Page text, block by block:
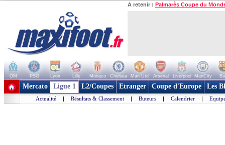
A retenir : Palmarès Coupe du
OM PSG Lyon Lille Monaco Chelsea Man Utd Arsenal Liverpool ManCity
+ de clubs
Mercato Ligue 1 L2/Coupes Etranger Coupe d'Europe Les
Actualité | Résultats & Classement | Buteurs | Calendrier |